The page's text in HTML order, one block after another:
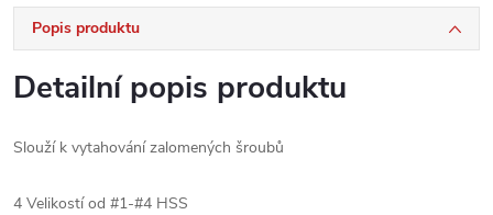
Popis produktu
Detailní popis produktu
Slouží k vytahování zalomených šroubů
4 Velikostí od #1-#4 HSS